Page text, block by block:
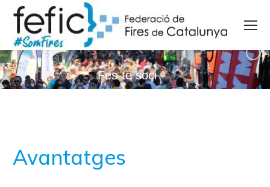
Fes-te soci
Avantatges